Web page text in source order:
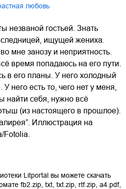
любовь
незваной гостьей. Знать
ищущей жениха.
мне занозу и неприятность.
время попадаюсь на его пути.
в его планы. У него холодный
него есть то, чего нет у меня,
найти себя, нужно всё
(из настоящего в прошлое).
Иллюстрация на
Fotolia.
Litportal вы можете скачать
fb2.zip txt txt.zip rtf.zip a4.pdf,